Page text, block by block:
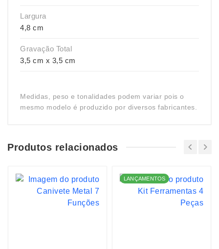
Largura
4,8 cm
Gravação Total
3,5 cm x 3,5 cm
Medidas, peso e tonalidades podem variar pois o
mesmo modelo é produzido por diversos fabricantes.
Produtos relacionados
LANÇAMENTOS